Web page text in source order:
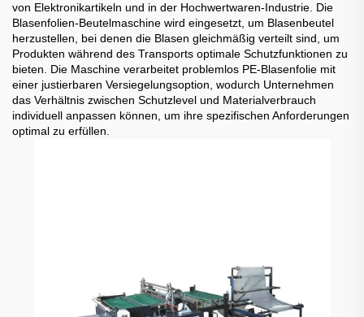
von Elektronikartikeln und in der Hochwertwaren-Industrie. Die
Blasenfolien-Beutelmaschine wird eingesetzt, um Blasenbeutel
herzustellen, bei denen die Blasen gleichmäßig verteilt sind, um
Produkten während des Transports optimale Schutzfunktionen zu
bieten. Die Maschine verarbeitet problemlos PE-Blasenfolie mit
einer justierbaren Versiegelungsoption, wodurch Unternehmen
das Verhältnis zwischen Schutzlevel und Materialverbrauch
individuell anpassen können, um ihre spezifischen Anforderungen
optimal zu erfüllen.